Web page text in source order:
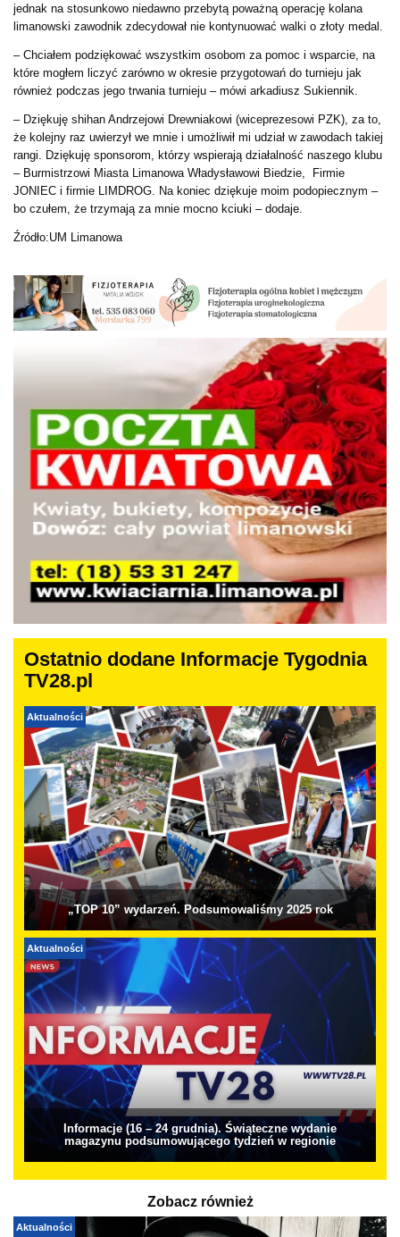
jednak na stosunkowo niedawno przebytą poważną operację kolana
limanowski zawodnik zdecydował nie kontynuować walki o złoty medal.
– Chciałem podziękować wszystkim osobom za pomoc i wsparcie, na
które mogłem liczyć zarówno w okresie przygotowań do turnieju jak
również podczas jego trwania turnieju – mówi arkadiusz Sukiennik.
– Dziękuję shihan Andrzejowi Drewniakowi (wiceprezesowi PZK), za to,
że kolejny raz uwierzył we mnie i umożliwił mi udział w zawodach takiej
rangi. Dziękuję sponsorom, którzy wspierają działalność naszego klubu
– Burmistrzowi Miasta Limanowa Władysławowi Biedzie, Firmie
JONIEC i firmie LIMDROG. Na koniec dziękuje moim podopiecznym –
bo czułem, że trzymają za mnie mocno kciuki – dodaje.
Źródło:UM Limanowa
Ostatnio dodane Informacje Tygodnia
TV28.pl
Aktualności
„TOP 10” wydarzeń. Podsumowaliśmy 2025 rok
Aktualności
Informacje (16 – 24 grudnia). Świąteczne wydanie
magazynu podsumowującego tydzień w regionie
Zobacz również
Aktualności